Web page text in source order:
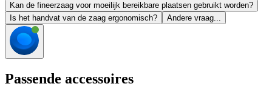
Kan de fineerzaag voor moeilijk bereikbare plaatsen gebruikt worden?
Is het handvat van de zaag ergonomisch?
Andere vraag...
Passende accessoires